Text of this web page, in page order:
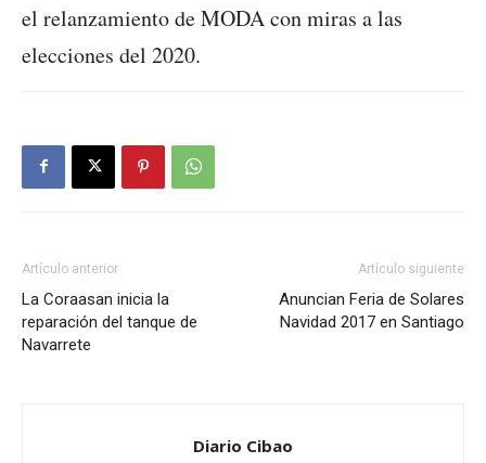
el relanzamiento de MODA con miras a las
elecciones del 2020.
Artículo anterior
La Coraasan inicia la
reparación del tanque de
Navarrete
Artículo siguiente
Anuncian Feria de Solares
Navidad 2017 en Santiago
Diario Cibao